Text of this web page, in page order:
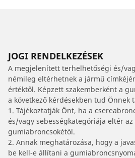
JOGI RENDELKEZÉSEK
A megjelenített terhelhetőségi és/
némileg eltérhetnek a jármű
értéktől. Képzett szakemberként a
a következő kérdésekben tud Önnek
1. Tájékoztatják Önt, ha a
és/vagy sebességkategóriája eltér
gumiabroncsokétól.
2. Annak meghatározása, hogy a
be kell-e állítani a